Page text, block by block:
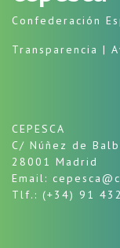
Confederación
Transparencia |
CEPESCA
C/ Núñez de
28001 Madrid
Email:
Tlf.: (+34) 91